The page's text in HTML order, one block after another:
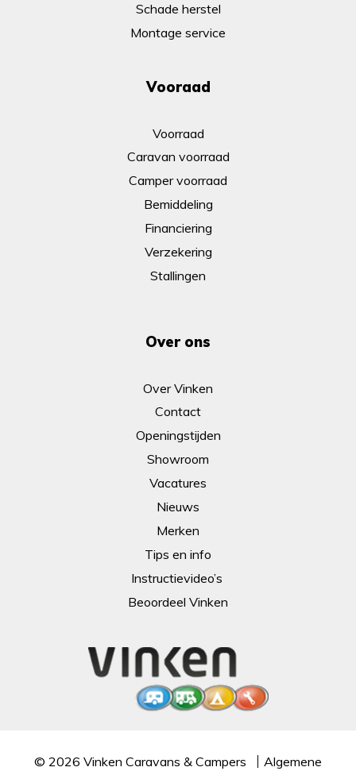
Schade herstel
Montage service
Vooraad
Voorraad
Caravan voorraad
Camper voorraad
Bemiddeling
Financiering
Verzekering
Stallingen
Over ons
Over Vinken
Contact
Openingstijden
Showroom
Vacatures
Nieuws
Merken
Tips en info
Instructievideo’s
Beoordeel Vinken
© 2026 Vinken Caravans & Campers Algemene